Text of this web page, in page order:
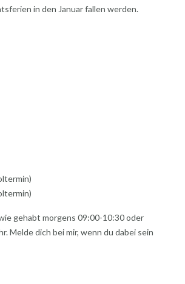
in den Januar fallen werden.
gehabt morgens 09:00-10:30 oder
Melde dich bei mir, wenn du dabei sein